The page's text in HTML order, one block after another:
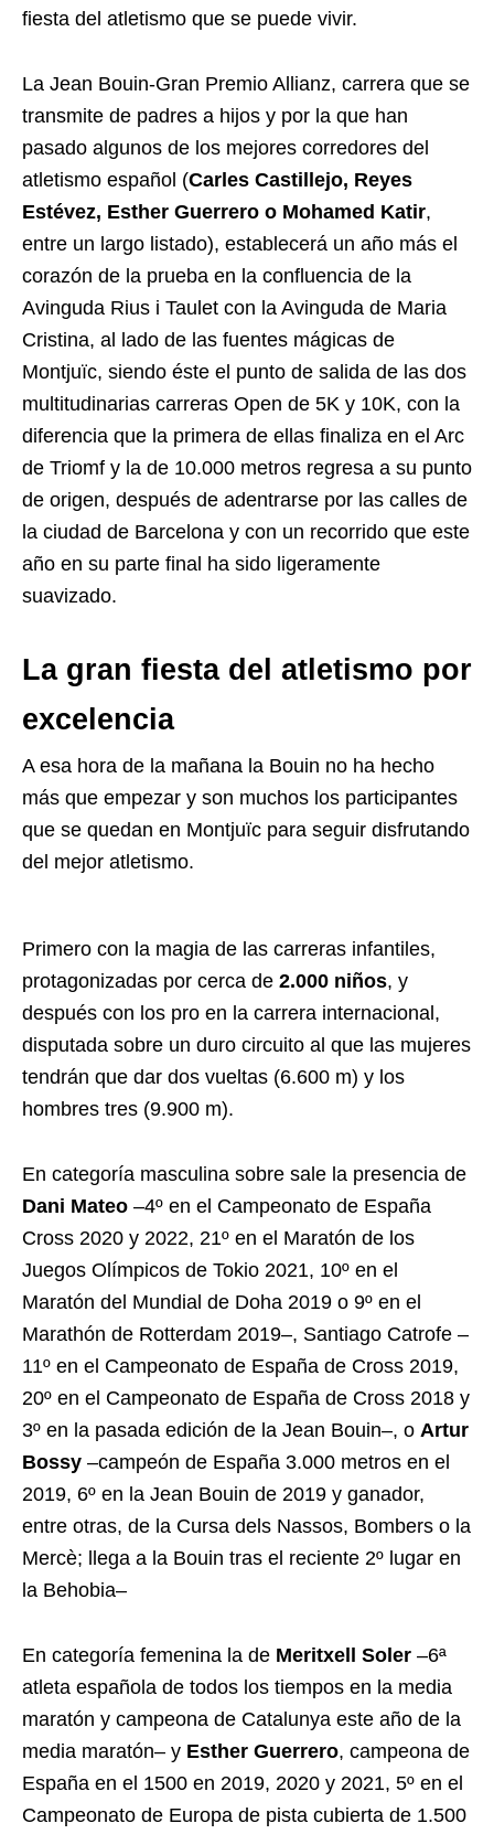
fiesta del atletismo que se puede vivir.
La Jean Bouin-Gran Premio Allianz, carrera que se
transmite de padres a hijos y por la que han
pasado algunos de los mejores corredores del
atletismo español (Carles Castillejo, Reyes
Estévez, Esther Guerrero o Mohamed Katir,
entre un largo listado), establecerá un año más el
corazón de la prueba en la confluencia de la
Avinguda Rius i Taulet con la Avinguda de Maria
Cristina, al lado de las fuentes mágicas de
Montjuïc, siendo éste el punto de salida de las dos
multitudinarias carreras Open de 5K y 10K, con la
diferencia que la primera de ellas finaliza en el Arc
de Triomf y la de 10.000 metros regresa a su punto
de origen, después de adentrarse por las calles de
la ciudad de Barcelona y con un recorrido que este
año en su parte final ha sido ligeramente
suavizado.
La gran fiesta del atletismo por
excelencia
A esa hora de la mañana la Bouin no ha hecho
más que empezar y son muchos los participantes
que se quedan en Montjuïc para seguir disfrutando
del mejor atletismo.
Primero con la magia de las carreras infantiles,
protagonizadas por cerca de 2.000 niños, y
después con los pro en la carrera internacional,
disputada sobre un duro circuito al que las mujeres
tendrán que dar dos vueltas (6.600 m) y los
hombres tres (9.900 m).
En categoría masculina sobre sale la presencia de
Dani Mateo –4º en el Campeonato de España
Cross 2020 y 2022, 21º en el Maratón de los
Juegos Olímpicos de Tokio 2021, 10º en el
Maratón del Mundial de Doha 2019 o 9º en el
Marathón de Rotterdam 2019–, Santiago Catrofe –
11º en el Campeonato de España de Cross 2019,
20º en el Campeonato de España de Cross 2018 y
3º en la pasada edición de la Jean Bouin–, o Artur
Bossy –campeón de España 3.000 metros en el
2019, 6º en la Jean Bouin de 2019 y ganador,
entre otras, de la Cursa dels Nassos, Bombers o la
Mercè; llega a la Bouin tras el reciente 2º lugar en
la Behobia–
En categoría femenina la de Meritxell Soler –6ª
atleta española de todos los tiempos en la media
maratón y campeona de Catalunya este año de la
media maratón– y Esther Guerrero, campeona de
España en el 1500 en 2019, 2020 y 2021, 5º en el
Campeonato de Europa de pista cubierta de 1.500